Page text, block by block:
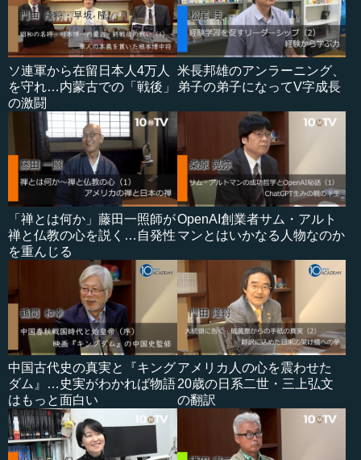
ソ連軍から在留日本人4万人
を守れ…内蒙古での「戦後」
の激闘
米長邦雄のアンラーニング、
弟子の弟子になってV字成長
「禅とは何か」藤田一照師が
禅と仏教の心を説く…自発性
を重んじる
OpenAI創業者サム・アルト
マンとはいかなる人物なのか
中国古代史の真実と『キング
ダム』…史実がわかれば物語
はもっと面白い
アメリカ人の心を震わせた
20歳の日系二世・三上弘文
の翻訳